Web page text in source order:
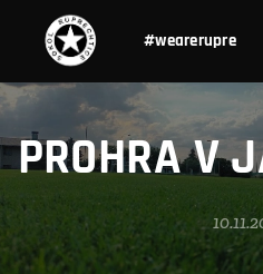
#wearerupre
PROHRA V